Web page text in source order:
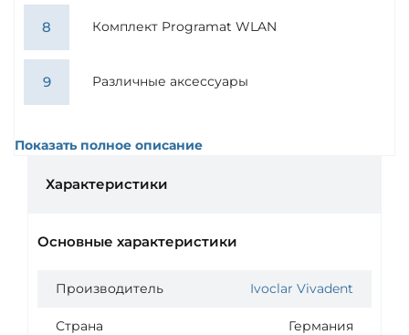
Комплект Programat WLAN
Различные аксессуары
Показать полное описание
Характеристики
Основные характеристики
Производитель Ivoclar Vivadent
Страна Германия